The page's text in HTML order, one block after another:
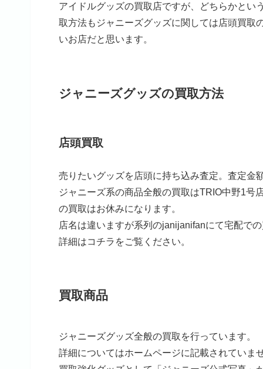
アイドルグッズの買取店ですが、どちらかとい
取方法もジャニーズグッズに関しては店頭買取
いお店だと思います。
ジャニーズグッズの買取方法
店頭買取
売りたいグッズを店頭に持ち込み査定。査定金
ジャニーズ系の商品全般の買取はTRIO中野1号
の買取はお休みになります。
店名は違いますが系列のjanijanifanにて宅配で
詳細はコチラをご覧ください。
買取商品
ジャニーズグッズ全般の買取を行っています。
詳細についてはホームページに記載されていま